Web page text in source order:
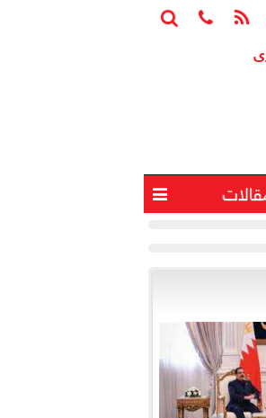



”مواصلات مدن مصر” لتشغيل النقل الذكي
